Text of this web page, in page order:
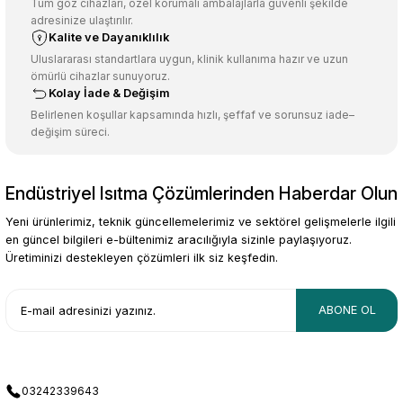
Ürün bilgilerinde hatalar bulunuyor.
Ürün fiyatı diğer sitelerden daha pahalı.
Bu ürüne benzer farklı alternatifler olmalı.
Gönder
Tüm göz cihazları, özel korumalı ambalajlarla güvenli şekilde
adresinize ulaştırılır.
Kalite ve Dayanıklılık
Uluslararası standartlara uygun, klinik kullanıma hazır ve uzun
ömürlü cihazlar sunuyoruz.
Kolay İade & Değişim
Belirlenen koşullar kapsamında hızlı, şeffaf ve sorunsuz iade–
değişim süreci.
Endüstriyel Isıtma Çözümlerinden Haberdar Olun
Yeni ürünlerimiz, teknik güncellemelerimiz ve sektörel gelişmelerle ilgili
en güncel bilgileri e-bültenimiz aracılığıyla sizinle paylaşıyoruz.
Üretiminizi destekleyen çözümleri ilk siz keşfedin.
ABONE OL
03242339643